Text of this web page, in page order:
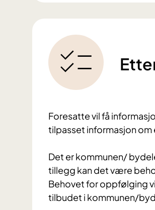
Foresatte vil få
tilpasset informasjon
Det er kommunen/
tillegg kan det være
Behovet for oppfølging
tilbudet i kommunen/